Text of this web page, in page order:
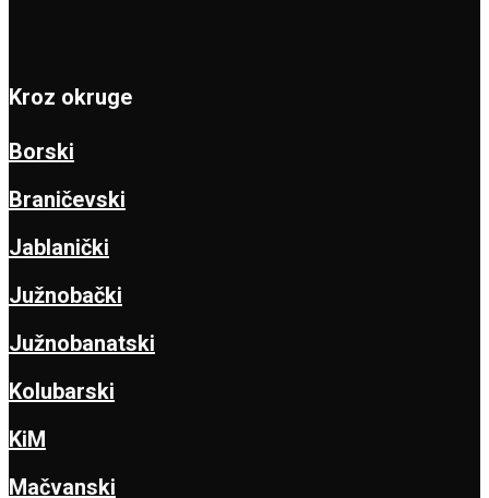
Kroz okruge
Borski
Braničevski
Jablanički
Južnobački
Južnobanatski
Kolubarski
KiM
Mačvanski